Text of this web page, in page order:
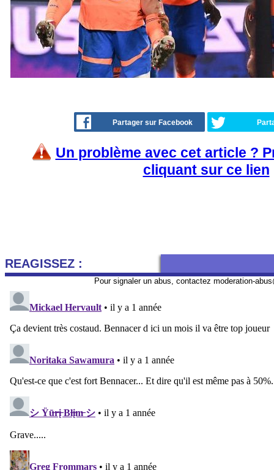
Partager sur Facebook
Un problème avec cet article ?
cliquant sur ce lien
REAGISSEZ :
Pour signaler un abus, contactez moderation-